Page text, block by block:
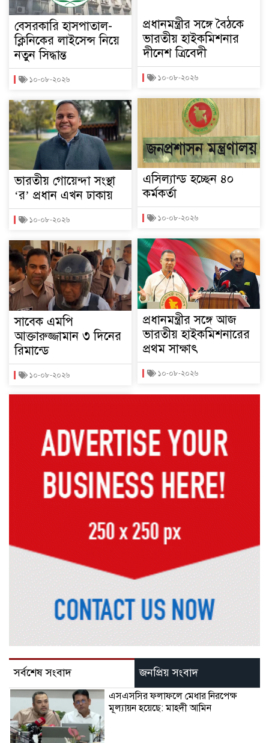
বেসরকারি হাসপাতাল-
ক্লিনিকের লাইসেন্স নিয়ে
নতুন সিদ্ধান্ত
১০-০৮-২০২৬
ভারতীয় গোয়েন্দা সংস্থা
‘র’ প্রধান এখন ঢাকায়
১০-০৮-২০২৬
সাবেক এমপি
আক্তারুজ্জামান ৩ দিনের
রিমান্ডে
১০-০৮-২০২৬
প্রধানমন্ত্রীর সঙ্গে বৈঠকে
ভারতীয় হাইকমিশনার
দীনেশ ত্রিবেদী
১০-০৮-২০২৬
এসিল্যান্ড হচ্ছেন ৪০
কর্মকর্তা
১০-০৮-২০২৬
প্রধানমন্ত্রীর সঙ্গে আজ
ভারতীয় হাইকমিশনারের
প্রথম সাক্ষাৎ
১০-০৮-২০২৬
সর্বশেষ সংবাদ জনপ্রিয় সংবাদ
এসএসসির ফলাফলে মেধার নিরপেক্ষ
মূল্যায়ন হয়েছে: মাহ্দী আমিন